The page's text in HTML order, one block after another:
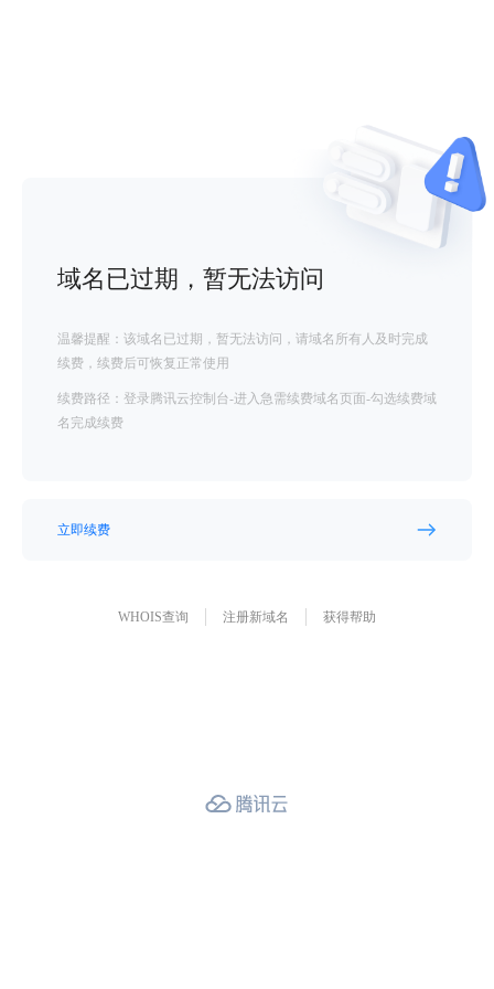
域名已过期，暂无法访问
温馨提醒：该域名已过期，暂无法访问，请域名所有人及时完成
续费，续费后可恢复正常使用
续费路径：登录腾讯云控制台-进入急需续费域名页面-勾选续费域
名完成续费
立即续费
WHOIS查询 注册新域名 获得帮助